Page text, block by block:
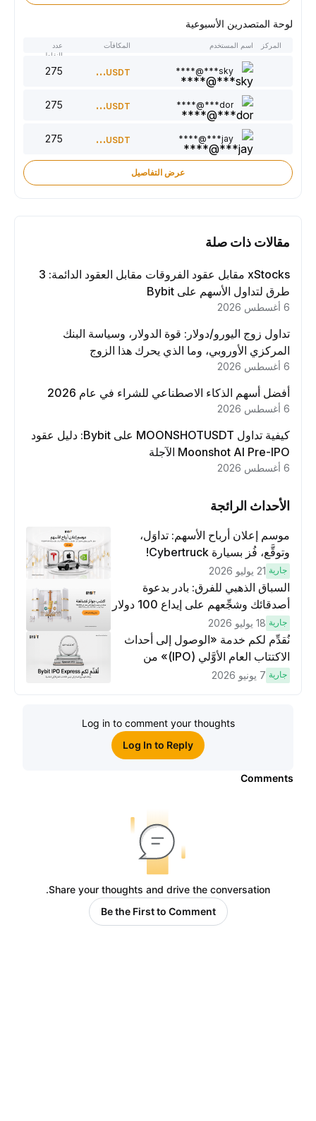
لوحة المتصدرين الأسبوعية
المركز اسم المستخدم المكافآت
النقاط
sky***@****
300USDT
dor***@****
220USDT
jay***@****
150USDT
عرض التفاصيل
مقالات ذات صلة
xStocks مقابل عقود الفروقات مقابل العقود الدائمة: 3
طرق لتداول الأسهم على Bybit
تداول زوج اليورو/دولار: قوة الدولار، وسياسة البنك
المركزي الأوروبي، وما الذي يحرك هذا الزوج
أفضل أسهم الذكاء الاصطناعي للشراء في عام 2026
كيفية تداول MOONSHOTUSDT على Bybit: دليل عقود
Moonshot AI Pre-IPO الآجلة
الأحداث الرائجة
موسم إعلان أرباح الأسهم: تداوَل،
وتوقَّع، فُز بسيارة Cybertruck!
جارية 21 يوليو 2026
السباق الذهبي للفرق: بادر بدعوة
أصدقائك وشجِّعهم على إيداع 100 دولار
لكسَب مكافآت مُضاعَفة
جارية 18 يوليو 2026
نُقدِّم لكم خدمة «الوصول إلى أحداث
الاكتتاب العام الأوَّلي (IPO)» من
Bybit، بوابتك للوصول المبكر إلى فرص
جارية 7 يونيو 2026
Log in to comment your thoughts
Log In to Reply
Comments
Share your thoughts and drive the conversation.
Be the First to Comment